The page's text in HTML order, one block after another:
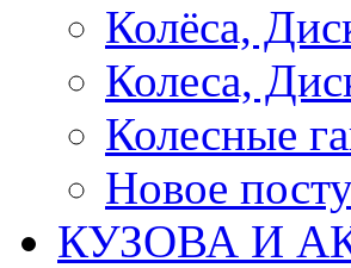
Колёса,
Колеса,
Колесные
Новое
КУЗОВА И